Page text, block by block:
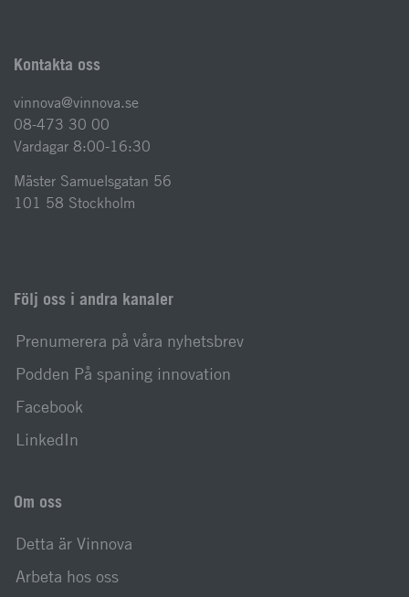
Kontakta oss
vinnova@vinnova.se
08-473 30 00
Vardagar 8:00-16:30
Mäster Samuelsgatan 56
101 58 Stockholm
Följ oss i andra kanaler
Prenumerera på våra nyhetsbrev
Podden På spaning innovation
Facebook
LinkedIn
Om oss
Detta är Vinnova
Arbeta hos oss